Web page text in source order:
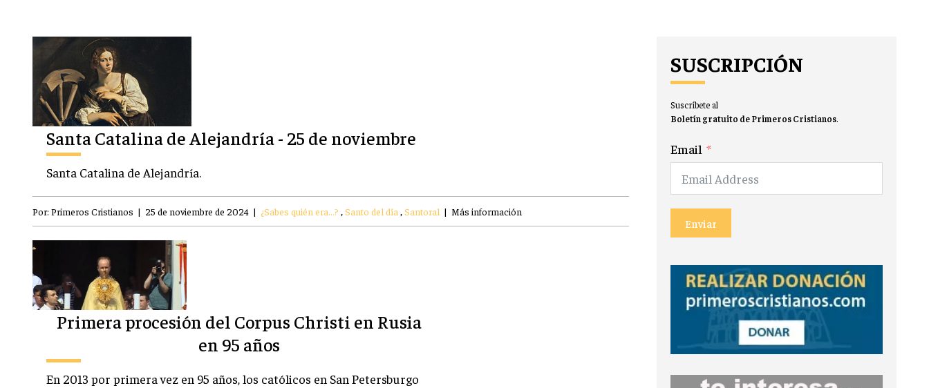
Santa Catalina de Alejandría - 25 de noviembre
Santa Catalina de Alejandría.
Por: Primeros Cristianos | 25 de noviembre de 2024 | ¿Sabes quién era...? Santo del día Santoral | Más información
Primera procesión del Corpus Christi en Rusia
en 95 años
En 2013 por primera vez en 95 años, los católicos en San Petersburgo
SUSCRIPCIÓN
Suscríbete al
Boletín gratuito de Primeros Cristianos.
Email
Enviar